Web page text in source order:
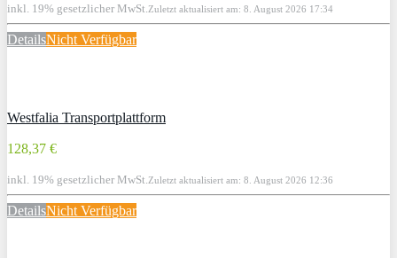
inkl. 19% gesetzlicher MwSt. Zuletzt aktualisiert am: 8. August 2026 17:34
DetailsNicht Verfügbar
Westfalia Transportplattform
128,37 €
inkl. 19% gesetzlicher MwSt.Zuletzt aktualisiert am: 8. August 2026 12:36
DetailsNicht Verfügbar